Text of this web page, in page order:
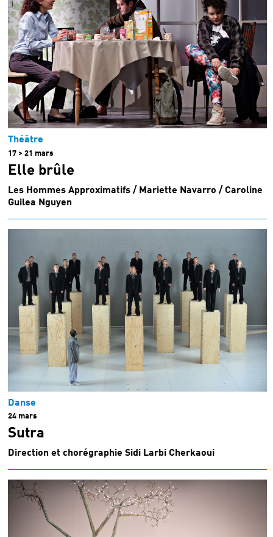
Théâtre
17 > 21 mars
Elle brûle
Les Hommes Approximatifs / Mariette Navarro / Caroline
Guilea Nguyen
Danse
24 mars
Sutra
Direction et chorégraphie Sidi Larbi Cherkaoui